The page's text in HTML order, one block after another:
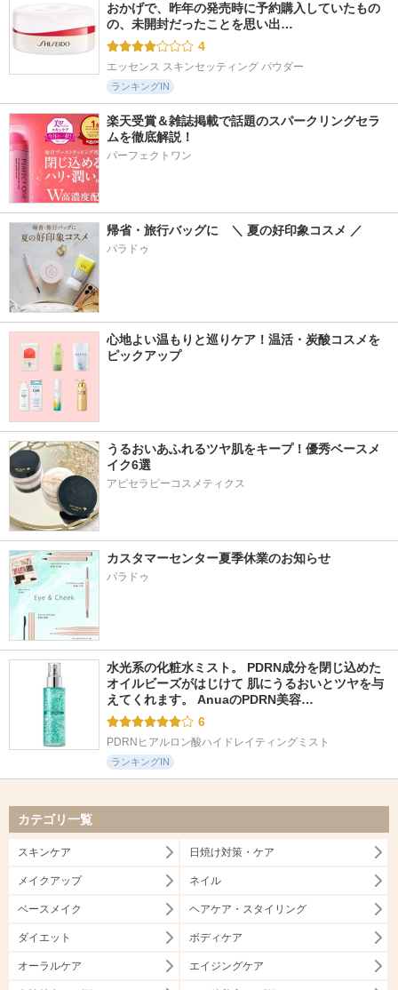
おかげで、昨年の発売時に予約購入していたもの
の、未開封だったことを思い出…
4
エッセンス スキンセッティング パウダー
ランキングIN
楽天受賞＆雑誌掲載で話題のスパークリングセラ
ムを徹底解説！
パーフェクトワン
帰省・旅行バッグに　＼ 夏の好印象コスメ ／
パラドゥ
心地よい温もりと巡りケア！温活・炭酸コスメを
ピックアップ
うるおいあふれるツヤ肌をキープ！優秀ベースメ
イク6選
アピセラピーコスメティクス
カスタマーセンター夏季休業のお知らせ
パラドゥ
水光系の化粧水ミスト。 PDRN成分を閉じ込めた
オイルビーズがはじけて 肌にうるおいとツヤを与
えてくれます。 AnuaのPDRN美容…
6
PDRNヒアルロン酸ハイドレイティングミスト
ランキングIN
カテゴリ一覧
スキンケア 日焼け対策・ケア
メイクアップ ネイル
ベースメイク ヘアケア・スタイリング
ダイエット ボディケア
オーラルケア エイジングケア